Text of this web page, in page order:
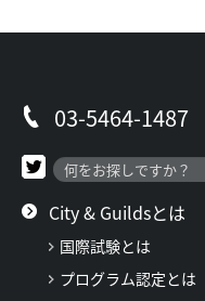
03-5464-1487
City & Guildsとは
国際試験とは
プログラム認定とは